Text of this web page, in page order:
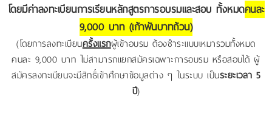
โดยมีค่าลงทะเบียนการเรียนหลักสูตรการอบรมและสอบ ทั้งหมดคนละ
9,000 บาท (เก้าพันบาทถ้วน)
(โดยการลงทะเบียนครั้งแรกผู้เข้าอบรม ต้องชำระแบบเหมารวมทั้งหมด
คนละ 9,000 บาท ไม่สามารถแยกสมัครเฉพาะการอบรม หรือสอบได้ ผู้
สมัครลงทะเบียนจะมีสิทธิ์เข้าศึกษาข้อมูลต่าง ๆ ในระบบ เป็นระยะเวลา 5
ปี)